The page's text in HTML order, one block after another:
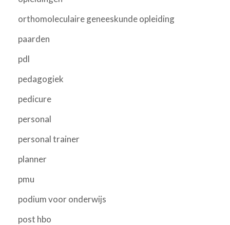
orthomoleculaire geneeskunde opleiding
paarden
pdl
pedagogiek
pedicure
personal
personal trainer
planner
pmu
podium voor onderwijs
post hbo